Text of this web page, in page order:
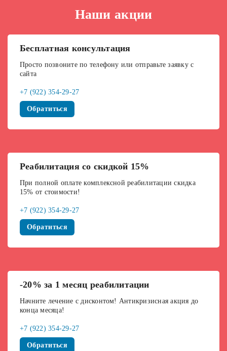
Наши акции
Бесплатная консультация
Просто позвоните по телефону или отправьте заявку с
сайта
+7 (922) 354-29-27
Обратиться
Реабилитация со скидкой 15%
При полной оплате комплексной реабилитации скидка
15% от стоимости!
+7 (922) 354-29-27
Обратиться
-20% за 1 месяц реабилитации
Начните лечение с дисконтом! Антикризисная акция до
конца месяца!
+7 (922) 354-29-27
Обратиться